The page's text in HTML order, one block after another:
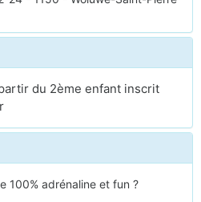
du 2ème enfant inscrit
100% adrénaline et fun ?